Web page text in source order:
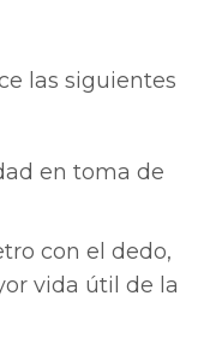
las siguientes
en toma de
con el dedo,
vida útil de la